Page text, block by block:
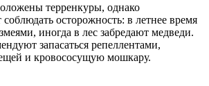
терренкуры, однако
осторожность: в летнее время
иногда в лес забредают медведи.
запасаться репеллентами,
и кровососущую мошкару.